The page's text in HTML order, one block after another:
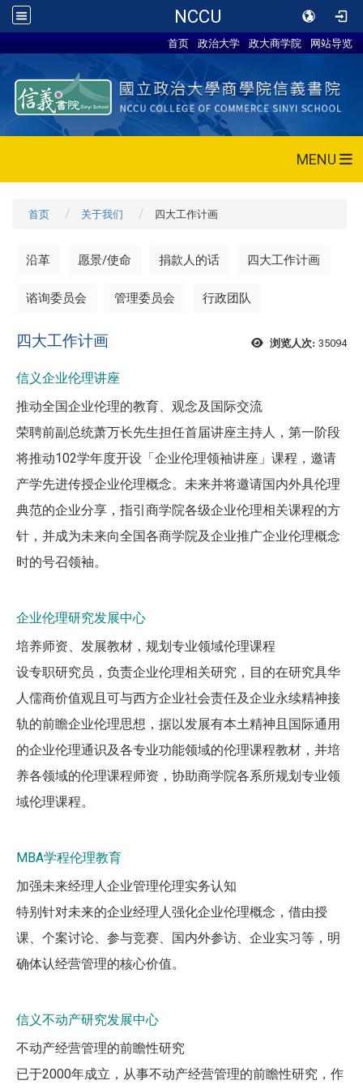
NCCU
首页 政治大学 政大商学院 网站导览
MENU
首页 关于我们 四大工作计画
沿革 愿景/使命 捐款人的话 四大工作计画
谘询委员会 管理委员会 行政团队
浏览人次: 35094
四大工作计画
信义企业伦理讲座
推动全国企业伦理的教育、观念及国际交流
荣聘前副总统萧万长先生担任首届讲座主持人，第一阶段
将推动102学年度开设「企业伦理领袖讲座」课程，邀请
产学先进传授企业伦理概念。未来并将邀请国内外具伦理
典范的企业分享，指引商学院各级企业伦理相关课程的方
针，并成为未来向全国各商学院及企业推广企业伦理概念
时的号召领袖。
企业伦理研究发展中心
培养师资、发展教材，规划专业领域伦理课程
设专职研究员，负责企业伦理相关研究，目的在研究具华
人儒商价值观且可与西方企业社会责任及企业永续精神接
轨的前瞻企业伦理思想，据以发展有本土精神且国际通用
的企业伦理通识及各专业功能领域的伦理课程教材，并培
养各领域的伦理课程师资，协助商学院各系所规划专业领
域伦理课程。
MBA学程伦理教育
加强未来经理人企业管理伦理实务认知
特别针对未来的企业经理人强化企业伦理概念，借由授
课、个案讨论、参与竞赛、国内外参访、企业实习等，明
确体认经营管理的核心价值。
信义不动产研究发展中心
不动产经营管理的前瞻性研究
已于2000年成立，从事不动产经营管理的前瞻性研究，作